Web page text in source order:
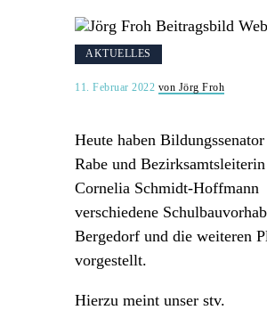
AKTUELLES
11. Februar 2022 von Jörg Froh
Heute haben
Rabe und Bezirksamtsleiterin
Cornelia Schmidt-Hoffmann
verschiedene
Bergedorf und die weiteren
vorgestellt.
Hierzu meint unser stv.